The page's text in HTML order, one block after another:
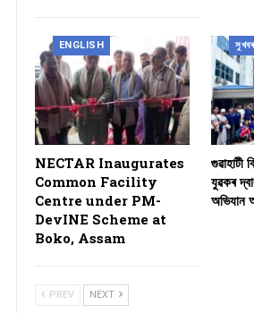
ENGLISH
NECTAR Inaugurates
Common Facility
Centre under PM-
DevINE Scheme at
Boko, Assam
সুখবৰ
গুৱাহাটী
যুৱকৰ
অভিযান
PREV NEXT